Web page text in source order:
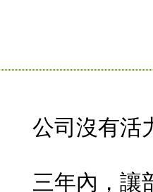
公司沒有活
三年內，讓